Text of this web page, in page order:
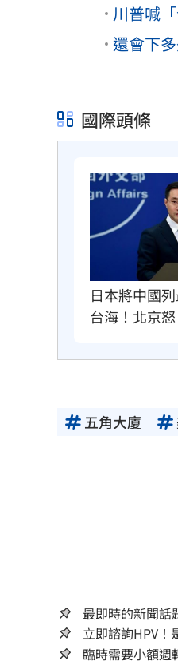
川普喊
還會下
國際頭條
日本將中國
台海！北京怒
五角大廈
最即時的新聞
立即諮詢HPV！
臨時需要小額週